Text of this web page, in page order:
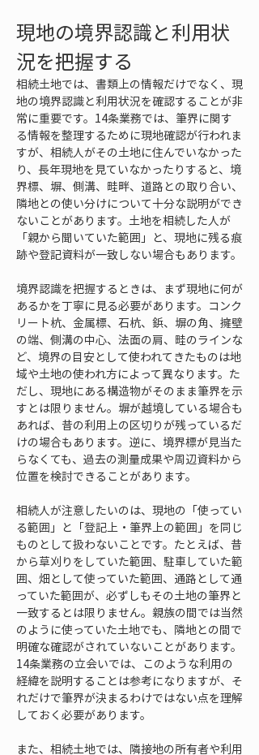
現地の境界認識と利用状
況を把握する
相続土地では、書類上の情報だけでなく、現
地の境界認識と利用状況を確認することが非
常に重要です。14条業務では、筆界に関す
る情報を整理するために現地確認が行われま
すが、相続人がその土地に住んでいなかった
り、長年現地を見ていなかったりすると、境
界標、塀、側溝、畦畔、道路との取り合い、
隣地との使い分けについて十分な説明ができ
ないことがあります。土地を相続した人が
「親から聞いていた範囲」と、現地に残る痕
跡や登記資料が一致しない場合もあります。
境界認識を把握するときは、まず現地に何が
あるかを丁寧に見る必要があります。コンク
リート杭、金属標、石杭、鋲、塀の角、擁壁
の端、側溝の中心、法面の肩、畦のラインな
ど、境界の目安として使われてきたものは地
域や土地の使われ方によって異なります。た
だし、現地にある構造物がそのまま筆界を示
すとは限りません。塀が越境している場合も
あれば、昔の利用上の区切りが残っているだ
けの場合もあります。逆に、境界標が見当た
らなくても、過去の測量成果や周辺資料から
位置を検討できることがあります。
相続人が注意したいのは、現地の「使ってい
る範囲」と「登記上・筆界上の範囲」を同じ
ものとして扱わないことです。たとえば、昔
から草刈りをしていた範囲、駐車していた範
囲、畑として使っていた範囲、通路として通
っていた範囲が、必ずしもその土地の筆界と
一致するとは限りません。親族の間では当然
のように使っていた土地でも、隣地との間で
明確な確認がされていないことがあります。
14条業務の立会いでは、このような利用の
経緯を説明することは参考になりますが、そ
れだけで筆界が決まるわけではない点を理解
しておく必要があります。
また、相続土地では、隣接地の所有者や利用